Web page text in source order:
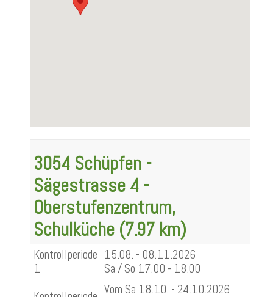
3054 Schüpfen -
Sägestrasse 4 -
Oberstufenzentrum,
Schulküche (7.97 km)
Kontrollperiode
1
15.08. - 08.11.2026
Sa / So 17.00 - 18.00
Vom Sa 18.10. - 24.10.2026